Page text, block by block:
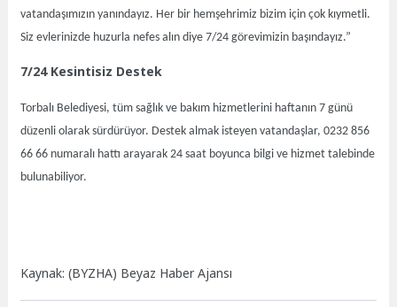
vatandaşımızın yanındayız. Her bir hemşehrimiz bizim için çok kıymetli.
Siz evlerinizde huzurla nefes alın diye 7/24 görevimizin başındayız.”
7/24 Kesintisiz Destek
Torbalı Belediyesi, tüm sağlık ve bakım hizmetlerini haftanın 7 günü
düzenli olarak sürdürüyor. Destek almak isteyen vatandaşlar, 0232 856
66 66 numaralı hattı arayarak 24 saat boyunca bilgi ve hizmet talebinde
bulunabiliyor.
Kaynak: (BYZHA) Beyaz Haber Ajansı